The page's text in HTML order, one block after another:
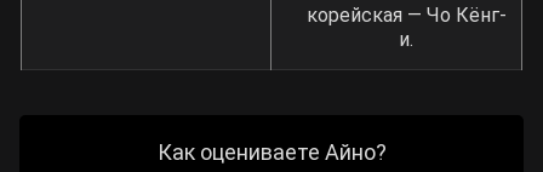
корейская — Чо Кёнг-
и.
Как оцениваете Айно?